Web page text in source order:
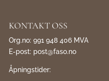
KONTAKT OSS
Org.no: 991 948 406 MVA
E-post: post@faso.no
Åpningstider: